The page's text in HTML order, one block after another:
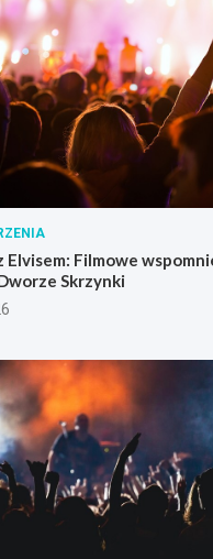
Filmowe
Dworze Skrzynki